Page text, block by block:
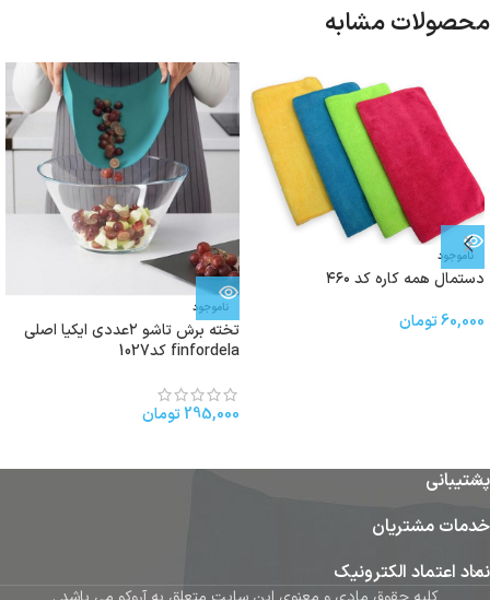
محصولات مشابه
ناموجود
دستمال همه کاره کد ۴۶۰
60,000تومان
ناموجود
تخته برش تاشو ۲عددی ایکیا اصلی
finfordela کد1027
295,000تومان
پشتیبانی
خدمات مشتریان
نماد اعتماد الکترونیک